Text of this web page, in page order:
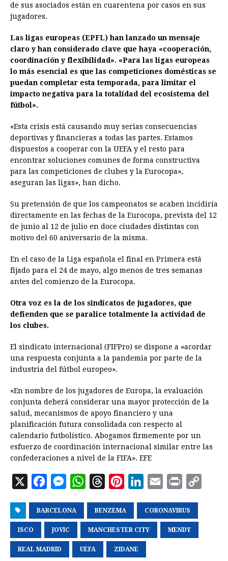
de sus asociados están en cuarentena por casos en sus
jugadores.
Las ligas europeas (EPFL) han lanzado un mensaje
claro y han considerado clave que haya «cooperación,
coordinación y flexibilidad». «Para las ligas europeas
lo más esencial es que las competiciones domésticas se
puedan completar esta temporada, para limitar el
impacto negativa para la totalidad del ecosistema del
fútbol».
«Esta crisis está causando muy serias consecuencias
deportivas y financieras a todas las partes. Estamos
dispuestos a cooperar con la UEFA y el resto para
encontrar soluciones comunes de forma constructiva
para las competiciones de clubes y la Eurocopa»,
aseguran las ligas», han dicho.
Su pretensión de que los campeonatos se acaben incidiría
directamente en las fechas de la Eurocopa, prevista del 12
de junio al 12 de julio en doce ciudades distintas con
motivo del 60 aniversario de la misma.
En el caso de la Liga española el final en Primera está
fijado para el 24 de mayo, algo menos de tres semanas
antes del comienzo de la Eurocopa.
Otra voz es la de los sindicatos de jugadores, que
defienden que se paralice totalmente la actividad de
los clubes.
El sindicato internacional (FIFPro) se dispone a «acordar
una respuesta conjunta a la pandemia por parte de la
industria del fútbol europeo».
«En nombre de los jugadores de Europa, la evaluación
conjunta deberá considerar una mayor protección de la
salud, mecanismos de apoyo financiero y una
planificación futura consolidada con respecto al
calendario futbolístico. Abogamos firmemente por un
esfuerzo de coordinación internacional similar entre las
confederaciones a nivel de la FIFA». EFE
X
c
b
o
M
s
s
e
n
W
t
s
A
r
e
a
d
n
t
e
r
n
k
e
d
a
i
n
BARCELONA BENZEMA CORONAVIRUS
ISCO JOVIC MANCHESTER CITY MENDY
REAL MADRID UEFA ZIDANE